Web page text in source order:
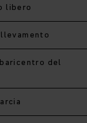
libero
del